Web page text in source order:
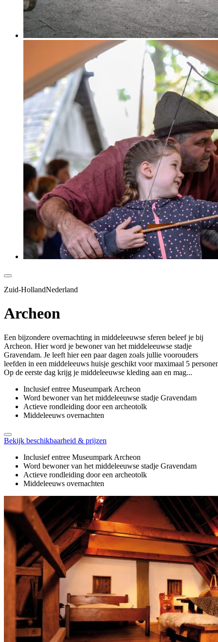
Zuid-HollandNederland
Archeon
Een bijzondere overnachting in middeleeuwse sferen beleef je bij
Archeon. Hier word je bewoner van het middeleeuwse stadje
Gravendam. Je leeft hier een paar dagen zoals jullie voorouders
leefden in een middeleeuws huisje geschikt voor maximaal 5
Op de eerste dag krijg je middeleeuwse kleding aan en mag...
Inclusief entree Museumpark Archeon
Word bewoner van het middeleeuwse stadje Gravendam
Actieve rondleiding door een archeotolk
Middeleeuws overnachten
Bekijk beschikbaarheid & prijzen
Inclusief entree Museumpark Archeon
Word bewoner van het middeleeuwse stadje Gravendam
Actieve rondleiding door een archeotolk
Middeleeuws overnachten